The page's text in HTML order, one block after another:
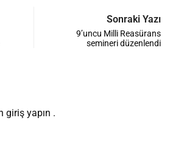
Sonraki Yazı
9’uncu Milli Reasürans
semineri düzenlendi
giriş yapın .